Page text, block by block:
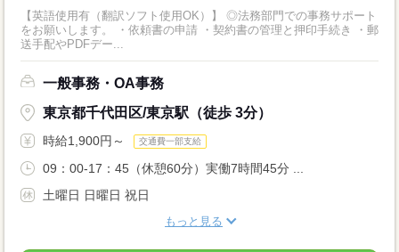
【英語使用有（翻訳ソフト使用OK）】 ◎法務部門での事務サポート
をお願いします。 ・依頼書の申請 ・契約書の管理と押印手続き ・郵
送手配やPDFデー...
一般事務・OA事務
東京都千代田区/東京駅（徒歩 3分）
時給1,900円～ 交通費一部支給
09：00-17：45（休憩60分）実働7時間45分 ...
土曜日 日曜日 祝日
もっと見る